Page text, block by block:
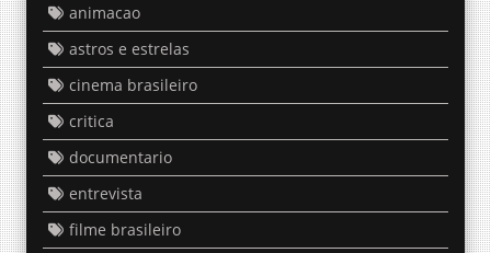
animacao
astros e estrelas
cinema brasileiro
critica
documentario
entrevista
filme brasileiro